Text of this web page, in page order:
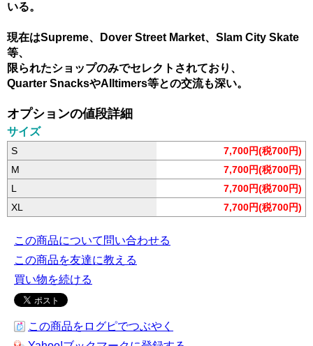
いる。
現在はSupreme、Dover Street Market、Slam City Skate
等、
限られたショップのみでセレクトされており、
Quarter SnacksやAlltimers等との交流も深い。
オプションの値段詳細
サイズ
S
7,700円(税700円)
M
7,700円(税700円)
L
7,700円(税700円)
XL
7,700円(税700円)
この商品について問い合わせる
この商品を友達に教える
買い物を続ける
この商品をログピでつぶやく